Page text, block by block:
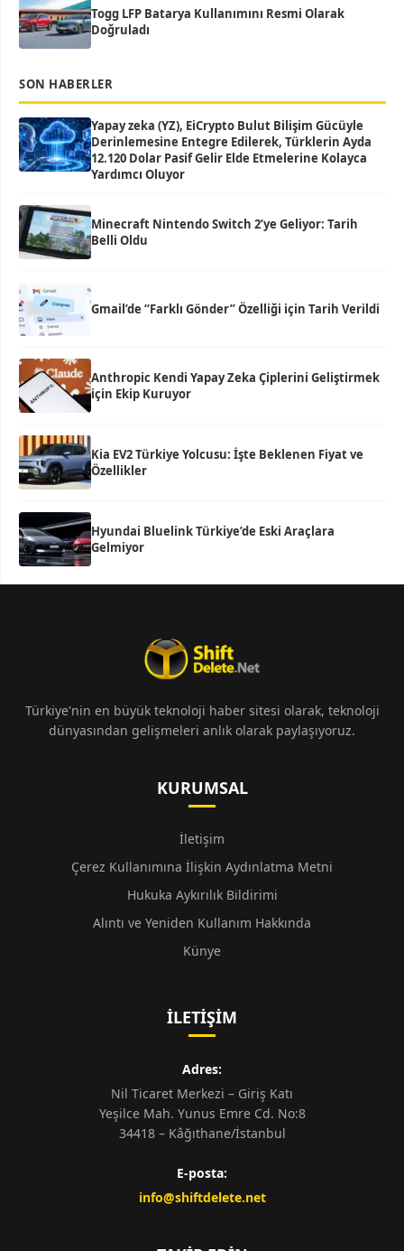
Togg LFP Batarya Kullanımını Resmi Olarak
Doğruladı
SON HABERLER
Yapay zeka (YZ), EiCrypto Bulut Bilişim Gücüyle
Derinlemesine Entegre Edilerek, Türklerin Ayda
12.120 Dolar Pasif Gelir Elde Etmelerine Kolayca
Yardımcı Oluyor
Minecraft Nintendo Switch 2’ye Geliyor: Tarih
Belli Oldu
Gmail’de “Farklı Gönder” Özelliği için Tarih Verildi
Anthropic Kendi Yapay Zeka Çiplerini Geliştirmek
için Ekip Kuruyor
Kia EV2 Türkiye Yolcusu: İşte Beklenen Fiyat ve
Özellikler
Hyundai Bluelink Türkiye’de Eski Araçlara
Gelmiyor
Türkiye'nin en büyük teknoloji haber sitesi olarak, teknoloji
dünyasından gelişmeleri anlık olarak paylaşıyoruz.
KURUMSAL
İletişim
Çerez Kullanımına İlişkin Aydınlatma Metni
Hukuka Aykırılık Bildirimi
Alıntı ve Yeniden Kullanım Hakkında
Künye
İLETIŞIM
Adres:
Nil Ticaret Merkezi – Giriş Katı
Yeşilce Mah. Yunus Emre Cd. No:8
34418 – Kâğıthane/İstanbul
E-posta:
info@shiftdelete.net